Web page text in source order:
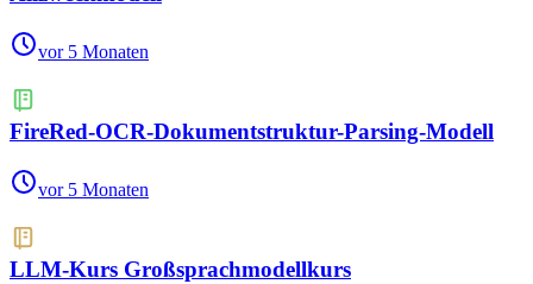
vor 5 Monaten
FireRed-OCR-Dokumentstruktur-Parsing-Modell
vor 5 Monaten
LLM-Kurs Großsprachmodellkurs